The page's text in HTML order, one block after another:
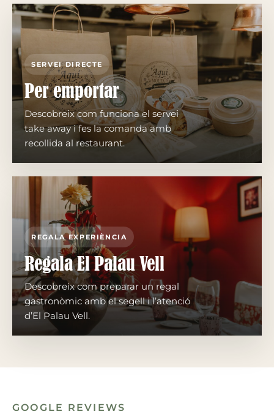
SERVEI DIRECTE
Per emportar
Descobreix com funciona el servei
take away i fes la comanda amb
recollida al restaurant.
REGALA EXPERIÈNCIA
Regala El Palau Vell
Descobreix com preparar un regal
gastronòmic amb el segell i l’atenció
d’El Palau Vell.
GOOGLE REVIEWS